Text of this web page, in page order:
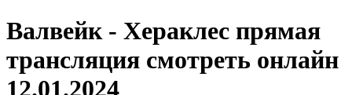
Валвейк - Хераклес прямая
трансляция смотреть онлайн
12.01.2024